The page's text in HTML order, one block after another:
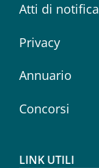
Atti di notifica
Privacy
Annuario
Concorsi
LINK UTILI